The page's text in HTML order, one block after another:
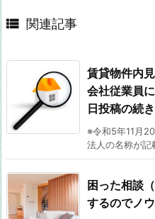
 関連記事
賃貸物件内
会社従業員
日投稿の続き
※令和5年11月
法人の名称が記
困った相談
するのでノ